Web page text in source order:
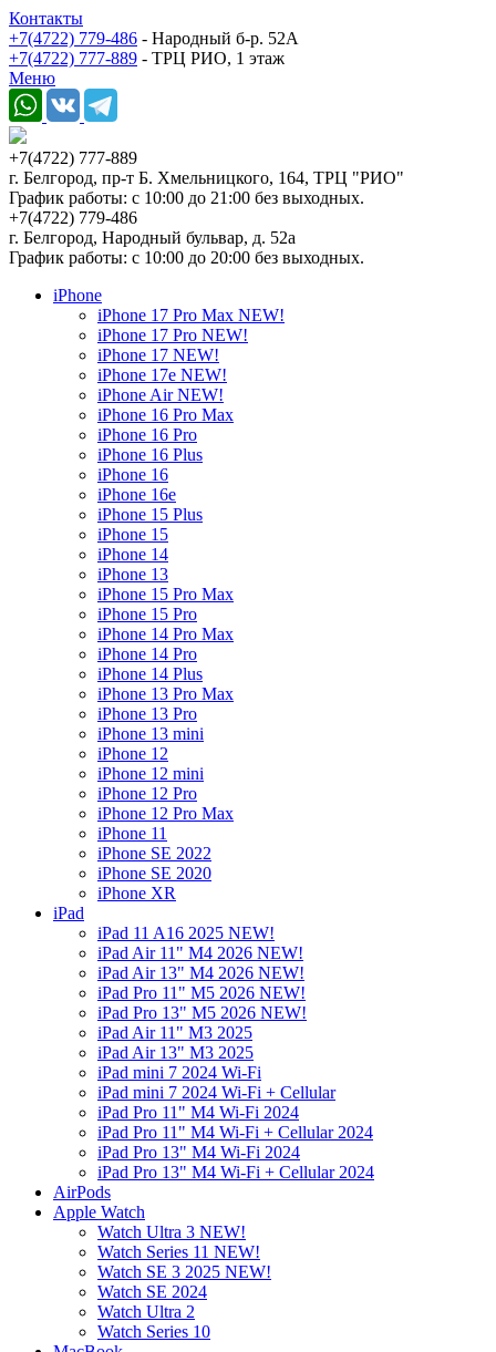
Контакты
+7(4722) 779-486 - Народный б-р. 52А
+7(4722) 777-889 - ТРЦ РИО, 1 этаж
Меню
+7(4722) 777-889
г. Белгород, пр-т Б. Хмельницкого, 164, ТРЦ "РИО"
График работы: с 10:00 до 21:00 без выходных.
+7(4722) 779-486
г. Белгород, Народный бульвар, д. 52а
График работы: с 10:00 до 20:00 без выходных.
iPhone
iPhone 17 Pro Max NEW!
iPhone 17 Pro NEW!
iPhone 17 NEW!
iPhone 17e NEW!
iPhone Air NEW!
iPhone 16 Pro Max
iPhone 16 Pro
iPhone 16 Plus
iPhone 16
iPhone 16e
iPhone 15 Plus
iPhone 15
iPhone 14
iPhone 13
iPhone 15 Pro Max
iPhone 15 Pro
iPhone 14 Pro Max
iPhone 14 Pro
iPhone 14 Plus
iPhone 13 Pro Max
iPhone 13 Pro
iPhone 13 mini
iPhone 12
iPhone 12 mini
iPhone 12 Pro
iPhone 12 Pro Max
iPhone 11
iPhone SE 2022
iPhone SE 2020
iPhone XR
iPad
iPad 11 A16 2025 NEW!
iPad Air 11" M4 2026 NEW!
iPad Air 13" M4 2026 NEW!
iPad Pro 11" M5 2026 NEW!
iPad Pro 13" M5 2026 NEW!
iPad Air 11" M3 2025
iPad Air 13" M3 2025
iPad mini 7 2024 Wi-Fi
iPad mini 7 2024 Wi-Fi + Cellular
iPad Pro 11" M4 Wi-Fi 2024
iPad Pro 11" M4 Wi-Fi + Cellular 2024
iPad Pro 13" M4 Wi-Fi 2024
iPad Pro 13" M4 Wi-Fi + Cellular 2024
AirPods
Apple Watch
Watch Ultra 3 NEW!
Watch Series 11 NEW!
Watch SE 3 2025 NEW!
Watch SE 2024
Watch Ultra 2
Watch Series 10